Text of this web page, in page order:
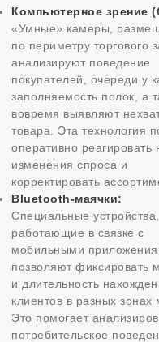
Компьютерное зрение
«Умные» камеры,
по периметру торгового
анализируют поведение
покупателей, очереди у
заполняемость полок, а
вовремя выявляют
товара. Эта технология
оперативно реагировать
изменения спроса и
корректировать
Bluetooth-маячки:
Специальные устройства,
работающие в связке с
мобильными
позволяют фиксировать
и длительность
клиентов в разных зонах
Это помогает
потребительское